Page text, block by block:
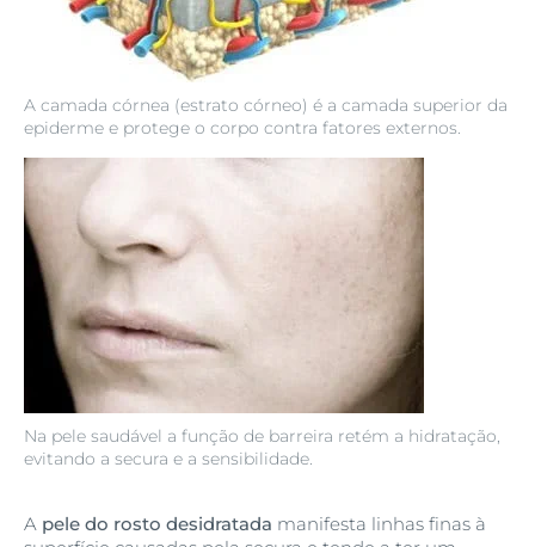
A camada córnea (estrato córneo) é a camada superior da
epiderme e protege o corpo contra fatores externos.
Na pele saudável a função de barreira retém a hidratação,
evitando a secura e a sensibilidade.
A pele do rosto desidratada manifesta linhas finas à